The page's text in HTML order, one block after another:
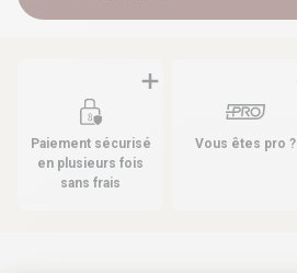
Paiement sécurisé
en plusieurs fois
sans frais
Vous êtes pro ?